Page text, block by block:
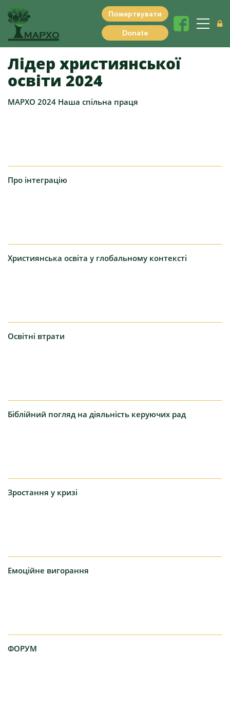
Пожертвувати
Donate
Лідер християнської
освіти 2024
МАРХО 2024 Наша спільна праця
Про інтеграцію
Християнська освіта у глобальному контексті
Освітні втрати
Біблійний погляд на діяльність керуючих рад
Зростання у кризі
Емоційне вигорання
ФОРУМ